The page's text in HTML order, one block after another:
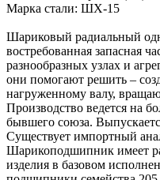
Марка стали: ШХ-15
Шариковый радиальный
востребованная запасная
разнообразных узлах и
они помогают решить –
нагруженному валу,
Производство ведется на
бывшего союза.
Существует импортный
Шарикоподшипник имеет
изделия в базовом